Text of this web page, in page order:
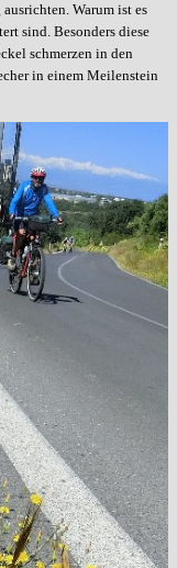
Warum ist es
sind. Besonders diese
schmerzen in den
in einem Meilenstein